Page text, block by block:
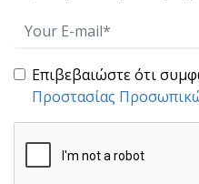
Το "αύριο"
«Η κοινωνία μας
Επιβεβαιώστε ότι
Προστασίας